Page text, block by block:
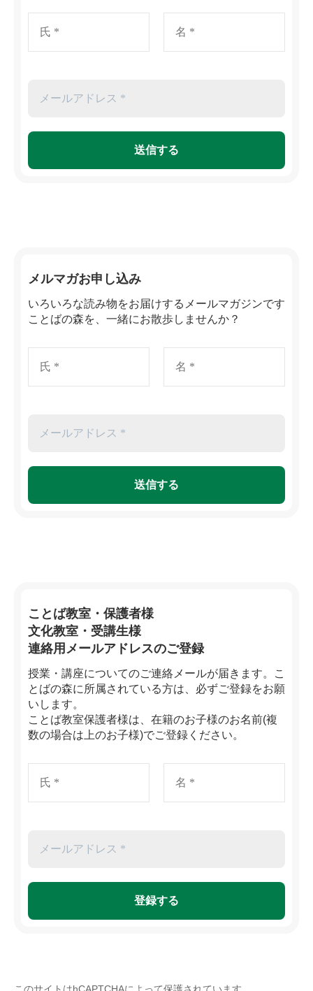
メルマガお申し込み
いろいろな読み物をお届けするメールマガジンです
ことばの森を、一緒にお散歩しませんか？
ことば教室・保護者様
文化教室・受講生様
連絡用メールアドレスのご登録
授業・講座についてのご連絡メールが届きます。こ
とばの森に所属されている方は、必ずご登録をお願
いします。
ことば教室保護者様は、在籍のお子様のお名前(複
数の場合は上のお子様)でご登録ください。